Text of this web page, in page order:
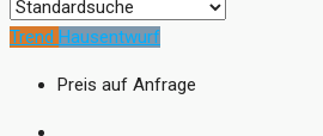
Trend Hausentwurf
Preis auf Anfrage